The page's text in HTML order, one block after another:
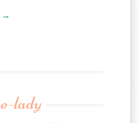
→
lady